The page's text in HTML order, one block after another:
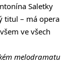
Saletky
titul – má opera
ve všech
melodramatu